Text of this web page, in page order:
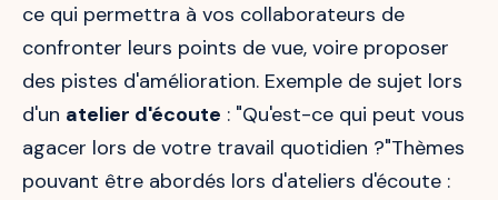
ce qui permettra à vos collaborateurs de
confronter leurs points de vue, voire proposer
des pistes d'amélioration. Exemple de sujet lors
d'un atelier d'écoute : "Qu'est-ce qui peut vous
agacer lors de votre travail quotidien ?"Thèmes
pouvant être abordés lors d'ateliers d'écoute :